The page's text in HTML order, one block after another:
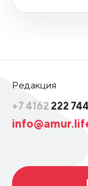
Редакция
+7 4162 222 744